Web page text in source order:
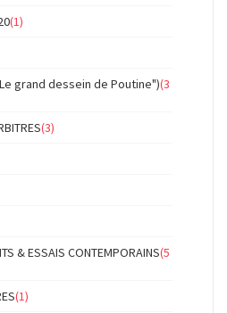
(1)
grand dessein de Poutine")(3
(3)
& ESSAIS CONTEMPORAINS(5
(1)